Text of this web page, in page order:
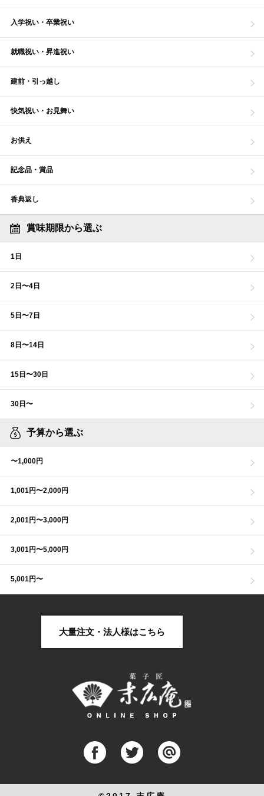
入学祝い・卒業祝い
就職祝い・昇進祝い
建前・引っ越し
快気祝い・お見舞い
お供え
記念品・賞品
香典返し
賞味期限から選ぶ
1日
2日〜4日
5日〜7日
8日〜14日
15日〜30日
30日〜
予算から選ぶ
〜1,000円
1,001円〜2,000円
2,001円〜3,000円
3,001円〜5,000円
5,001円〜
大量注文・法人様はこちら